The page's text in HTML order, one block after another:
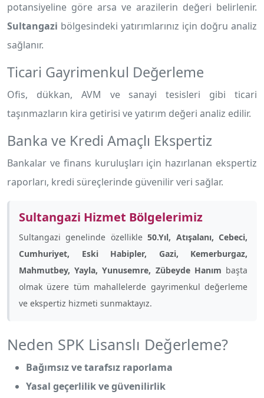
potansiyeline göre arsa ve arazilerin değeri belirlenir.
Sultangazi bölgesindeki yatırımlarınız için doğru analiz
sağlanır.
Ticari Gayrimenkul Değerleme
Ofis, dükkan, AVM ve sanayi tesisleri gibi ticari
taşınmazların kira getirisi ve yatırım değeri analiz edilir.
Banka ve Kredi Amaçlı Ekspertiz
Bankalar ve finans kuruluşları için hazırlanan ekspertiz
raporları, kredi süreçlerinde güvenilir veri sağlar.
Sultangazi Hizmet Bölgelerimiz
Sultangazi genelinde özellikle50.Yıl, Atışalanı, Cebeci,
Cumhuriyet, Eski Habipler, Gazi, Kemerburgaz,
Mahmutbey, Yayla, Yunusemre, Zübeyde Hanım başta
olmak üzere tüm mahallelerde gayrimenkul değerleme
ve ekspertiz hizmeti sunmaktayız.
Neden SPK Lisanslı Değerleme?
Bağımsız ve tarafsız raporlama
Yasal geçerlilik ve güvenilirlik